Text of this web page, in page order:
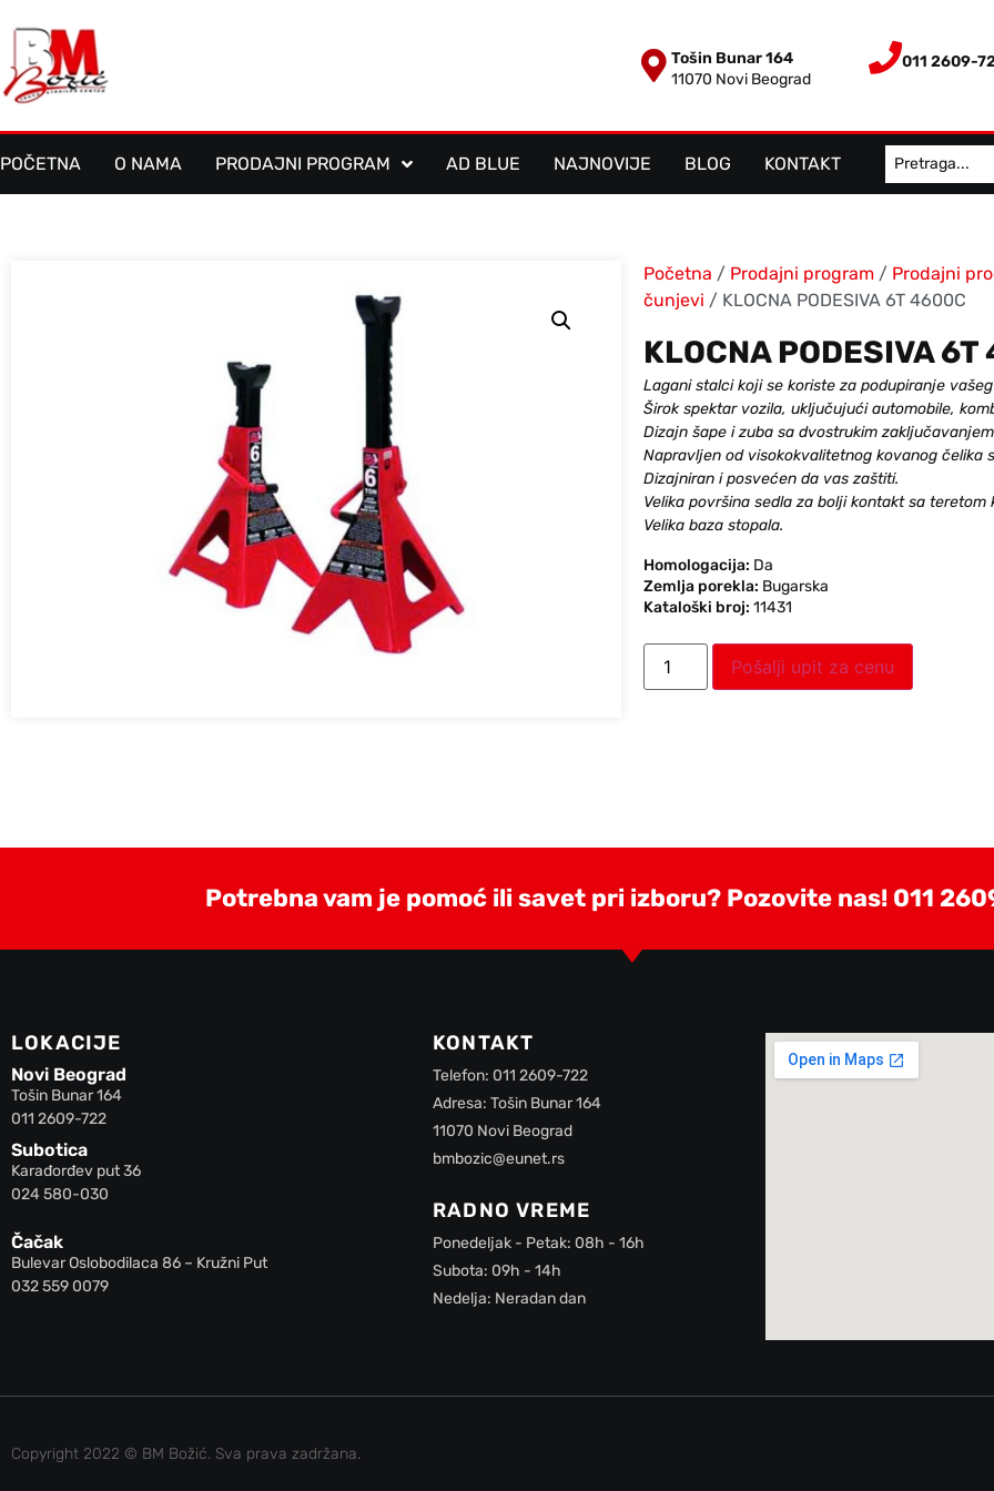
Tošin Bunar 164
11070 Novi Beograd
011 2609-
POČETNA O NAMA PRODAJNI PROGRAM AD BLUE NAJNOVIJE BLOG KONTAKT
Početna / Prodajni program / Prodajni
čunjevi / KLOCNA PODESIVA 6T 4600C
KLOCNA PODESIVA
Lagani stalci koji se koriste za podupiranje
Širok spektar vozila, uključujući automobile,
Dizajn šape i zuba sa dvostrukim
Napravljen od visokokvalitetnog kovanog čelika
Dizajniran i posvećen da vas zaštiti.
Velika površina sedla za bolji kontakt sa teretom
Velika baza stopala.
Homologacija: Da
Zemlja porekla: Bugarska
Kataloški broj: 11431
Pošalji upit za cenu
Potrebna vam je pomoć ili savet pri izboru? Pozovite nas! 011
LOKACIJE
Novi Beograd
Tošin Bunar 164
011 2609-722
Subotica
Karađorđev put 36
024 580-030
Čačak
Bulevar Oslobodilaca 86 – Kružni Put
032 559 0079
KONTAKT
Telefon: 011 2609-722
Adresa: Tošin Bunar 164
11070 Novi Beograd
bmbozic@eunet.rs
RADNO VREME
Ponedeljak - Petak: 08h - 16h
Subota: 09h - 14h
Nedelja: Neradan dan
Copyright 2022 © BM Božić. Sva prava zadržana.